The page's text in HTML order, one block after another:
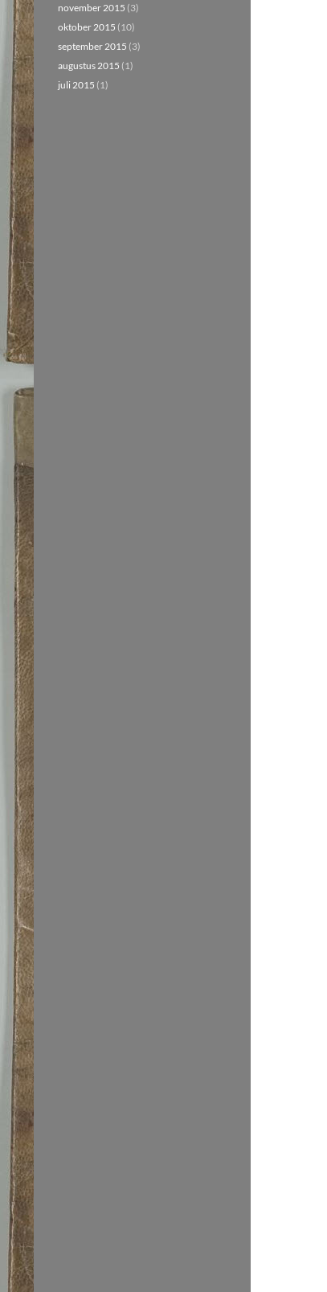
november 2015 (3)
oktober 2015 (10)
september 2015 (3)
augustus 2015 (1)
juli 2015 (1)